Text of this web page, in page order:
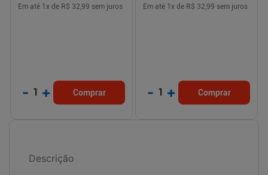
Em até 1 x de R$ 32,99 sem juros
- 1 + Comprar
Em até 1 x de R$ 32,99 sem juros
- 1 + Comprar
Descrição